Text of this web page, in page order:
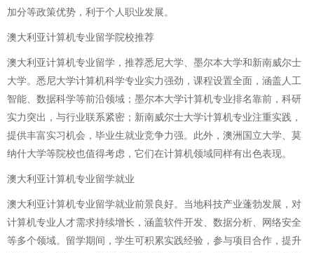
加分等政策优势，利于个人职业发展。
澳大利亚计算机专业留学院校推荐
澳大利亚计算机专业留学，推荐悉尼大学、墨尔本大学和新南威尔士
大学。悉尼大学计算机科学专业实力强劲，课程设置全面，涵盖人工
智能、数据科学等前沿领域；墨尔本大学计算机专业排名靠前，科研
实力突出，与行业联系紧密；新南威尔士大学计算机专业注重实践，
提供丰富实习机会，毕业生就业竞争力强。此外，澳洲国立大学、莫
纳什大学等院校也值得考虑，它们在计算机领域同样有出色表现。
澳大利亚计算机专业留学就业
澳大利亚计算机专业留学就业前景良好。当地科技产业蓬勃发展，对
计算机专业人才需求持续增长，涵盖软件开发、数据分析、网络安全
等多个领域。留学期间，学生可积累实践经验，参与项目合作，提升